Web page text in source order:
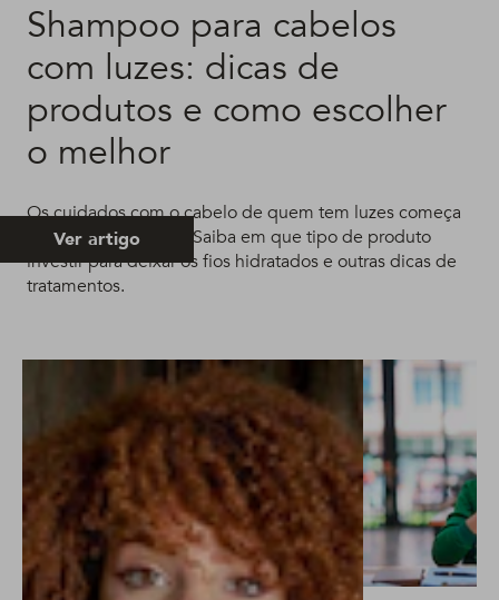
Shampoo para cabelos
com luzes: dicas de
produtos e como escolher
o melhor
Os cuidados com o cabelo de quem tem luzes começa
pelo shampoo ideal. Saiba em que tipo de produto
investir para deixar os fios hidratados e outras dicas de
tratamentos.
Ver artigo